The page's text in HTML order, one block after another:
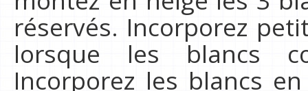
réservés. Incorporez
lorsque les blancs
Incorporez les blancs